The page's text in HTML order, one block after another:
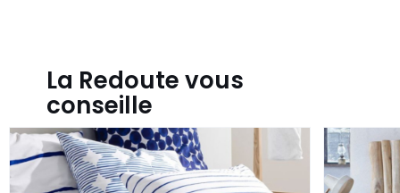
La Redoute vous
conseille